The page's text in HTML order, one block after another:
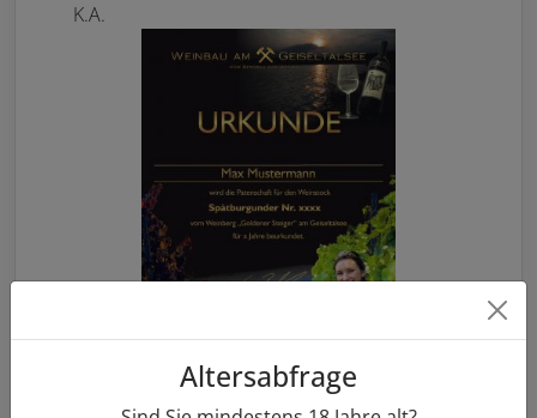
Altersabfrage
K.A.
35.00 €